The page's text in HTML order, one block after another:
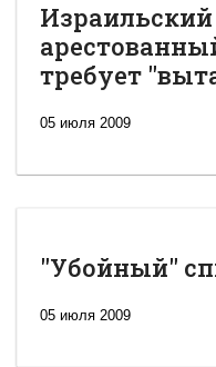
требует
05 июля 2009
"Убойный"
05 июля 2009